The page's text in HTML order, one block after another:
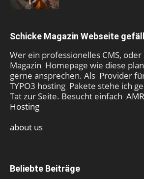
Schicke Magazin Webseite
Wer ein professionelles CMS,
Magazin Homepage wie diese
gerne ansprechen. Als Provider
TYPO3 hosting Pakete stehe ich
Tat zur Seite. Besucht einfach
Hosting
about us
Beliebte Beiträge